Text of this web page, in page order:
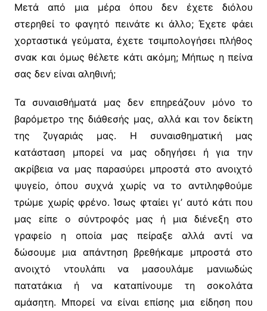
Μετά από μια μέρα όπου δεν έχετε διόλου
στερηθεί το φαγητό πεινάτε κι άλλο; Έχετε φάει
χορταστικά γεύματα, έχετε τσιμπολογήσει πλήθος
σνακ και όμως θέλετε κάτι ακόμη; Μήπως η πείνα
σας δεν είναι αληθινή;
Τα συναισθήματά μας δεν επηρεάζουν μόνο το
βαρόμετρο της διάθεσής μας, αλλά και τον δείκτη
της ζυγαριάς μας. Η συναισθηματική μας
κατάσταση μπορεί να μας οδηγήσει ή για την
ακρίβεια να μας παρασύρει μπροστά στο ανοιχτό
ψυγείο, όπου συχνά χωρίς να το αντιληφθούμε
τρώμε χωρίς φρένο. Ίσως φταίει γι’ αυτό κάτι που
μας είπε ο σύντροφός μας ή μια διένεξη στο
γραφείο η οποία μας πείραξε αλλά αντί να
δώσουμε μια απάντηση βρεθήκαμε μπροστά στο
ανοιχτό ντουλάπι να μασουλάμε μανιωδώς
πατατάκια ή να καταπίνουμε τη σοκολάτα
αμάσητη. Μπορεί να είναι επίσης μια είδηση που